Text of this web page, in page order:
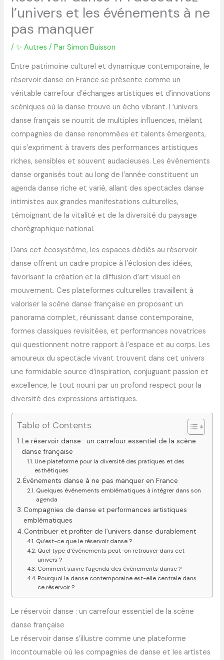
l’univers et les événements à ne
pas manquer
/✨ Autres / ParSimon Buisson
Entre patrimoine culturel et dynamique contemporaine, le
réservoir danse en France se présente comme un
véritable carrefour d’échanges artistiques et d’innovations
scéniques où la danse trouve un écho vibrant. L’univers
danse français se nourrit de multiples influences, mêlant
compagnies de danse renommées et talents émergents,
qui s’expriment à travers des performances artistiques
riches, sensibles et souvent audacieuses. Les événements
danse organisés tout au long de l’année constituent un
agenda danse riche et varié, allant des spectacles danse
intimistes aux grandes manifestations culturelles,
témoignant de la vitalité et de la diversité du paysage
chorégraphique national.
Dans cet écosystème, les espaces dédiés au réservoir
danse offrent un cadre propice à l’éclosion des idées,
favorisant la création et la diffusion d’art visuel en
mouvement. Ces plateformes culturelles travaillent à
valoriser la scène danse française en proposant un
panorama complet, réunissant danse contemporaine,
formes classiques revisitées, et performances novatrices
qui questionnent notre rapport à l’espace et au corps. Les
amoureux du spectacle vivant trouvent dans cet univers
une formidable source d’inspiration, conjuguant passion et
excellence, le tout nourri par un profond respect pour la
diversité des expressions artistiques.
Table of Contents
Le réservoir danse : un carrefour essentiel de la scène
danse française
Une plateforme pour la diversité des pratiques et des
esthétiques
Événements danse à ne pas manquer en France
Quelques événements emblématiques à intégrer dans son
agenda
Compagnies de danse et performances artistiques
emblématiques
Contribuer et profiter de l’univers danse durablement
Qu’est-ce que le réservoir danse ?
Quel type d’événements peut-on retrouver dans cet
univers ?
Comment suivre l’agenda des événements danse ?
Pourquoi la danse contemporaine est-elle centrale dans
ce réservoir ?
Le réservoir danse : un carrefour essentiel de la scène
danse française
Le réservoir danse s’illustre comme une plateforme
incontournable où les compagnies de danse et les artistes